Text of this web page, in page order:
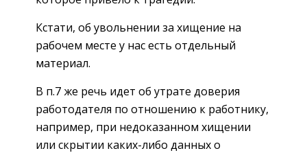
Кстати, об увольнении за хищение на
рабочем месте у нас есть отдельный
материал.
В п.7 же речь идет об утрате доверия
работодателя по отношению к работнику,
например, при недоказанном хищении
или скрытии каких-либо данных о